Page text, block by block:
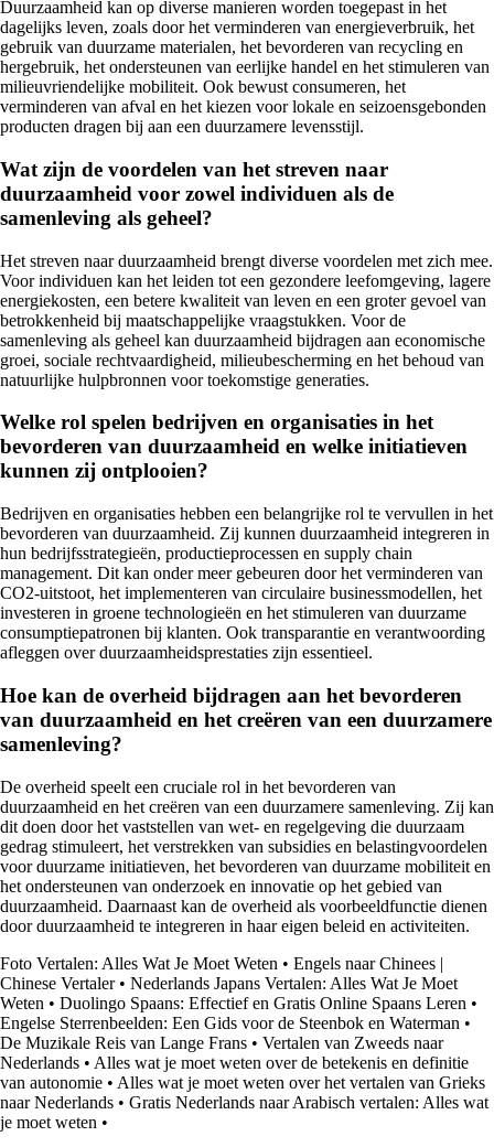
Duurzaamheid kan op diverse manieren worden toegepast in het
dagelijks leven, zoals door het verminderen van energieverbruik, het
gebruik van duurzame materialen, het bevorderen van recycling en
hergebruik, het ondersteunen van eerlijke handel en het stimuleren van
milieuvriendelijke mobiliteit. Ook bewust consumeren, het
verminderen van afval en het kiezen voor lokale en seizoensgebonden
producten dragen bij aan een duurzamere levensstijl.
Wat zijn de voordelen van het streven naar
duurzaamheid voor zowel individuen als de
samenleving als geheel?
Het streven naar duurzaamheid brengt diverse voordelen met zich mee.
Voor individuen kan het leiden tot een gezondere leefomgeving, lagere
energiekosten, een betere kwaliteit van leven en een groter gevoel van
betrokkenheid bij maatschappelijke vraagstukken. Voor de
samenleving als geheel kan duurzaamheid bijdragen aan economische
groei, sociale rechtvaardigheid, milieubescherming en het behoud van
natuurlijke hulpbronnen voor toekomstige generaties.
Welke rol spelen bedrijven en organisaties in het
bevorderen van duurzaamheid en welke initiatieven
kunnen zij ontplooien?
Bedrijven en organisaties hebben een belangrijke rol te vervullen in het
bevorderen van duurzaamheid. Zij kunnen duurzaamheid integreren in
hun bedrijfsstrategieën, productieprocessen en supply chain
management. Dit kan onder meer gebeuren door het verminderen van
CO2-uitstoot, het implementeren van circulaire businessmodellen, het
investeren in groene technologieën en het stimuleren van duurzame
consumptiepatronen bij klanten. Ook transparantie en verantwoording
afleggen over duurzaamheidsprestaties zijn essentieel.
Hoe kan de overheid bijdragen aan het bevorderen
van duurzaamheid en het creëren van een duurzamere
samenleving?
De overheid speelt een cruciale rol in het bevorderen van
duurzaamheid en het creëren van een duurzamere samenleving. Zij kan
dit doen door het vaststellen van wet- en regelgeving die duurzaam
gedrag stimuleert, het verstrekken van subsidies en belastingvoordelen
voor duurzame initiatieven, het bevorderen van duurzame mobiliteit en
het ondersteunen van onderzoek en innovatie op het gebied van
duurzaamheid. Daarnaast kan de overheid als voorbeeldfunctie dienen
door duurzaamheid te integreren in haar eigen beleid en activiteiten.
Foto Vertalen: Alles Wat Je Moet Weten • Engels naar Chinees |
Chinese Vertaler• Nederlands Japans Vertalen: Alles Wat Je Moet
Weten • Duolingo Spaans: Effectief en Gratis Online Spaans Leren •
Engelse Sterrenbeelden: Een Gids voor de Steenbok en Waterman •
De Muzikale Reis van Lange Frans • Vertalen van Zweeds naar
Nederlands • Alles wat je moet weten over de betekenis en definitie
van autonomie • Alles wat je moet weten over het vertalen van Grieks
naar Nederlands • Gratis Nederlands naar Arabisch vertalen: Alles wat
je moet weten •